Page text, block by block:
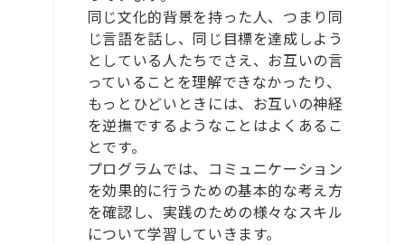
同じ文化的背景を持った人、つまり同
じ言語を話し、同じ目標を達成しよう
としている人たちでさえ、お互いの言
っていることを理解できなかったり、
もっとひどいときには、お互いの神経
を逆撫でするようなことはよくあるこ
とです。
プログラムでは、コミュニケーション
を効果的に行うための基本的な考え方
を確認し、実践のための様々なスキル
について学習していきます。